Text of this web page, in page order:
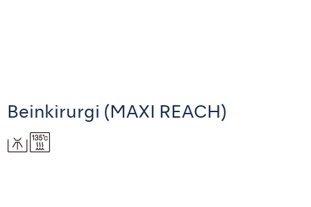
Beinkirurgi (MAXI REACH)